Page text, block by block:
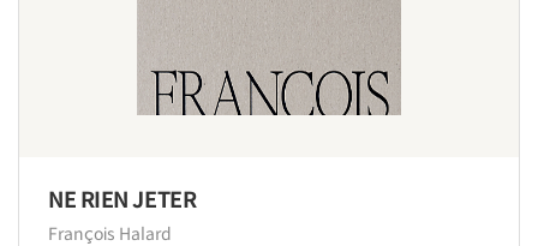
NE RIEN JETER
François Halard